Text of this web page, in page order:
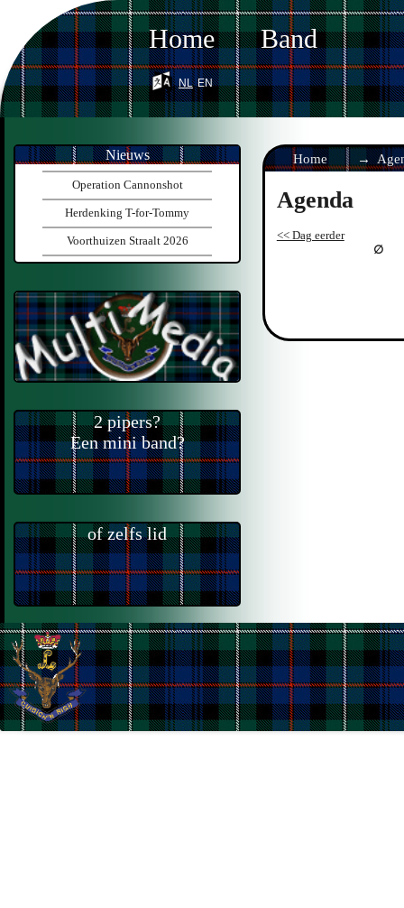
Home Band
nl en
Home
Agenda
<< Dag eerder
Nieuws
Operation Cannonshot
Herdenking T-for-Tommy
Voorthuizen Straalt 2026
2 pipers?
Een mini band?
of zelfs lid